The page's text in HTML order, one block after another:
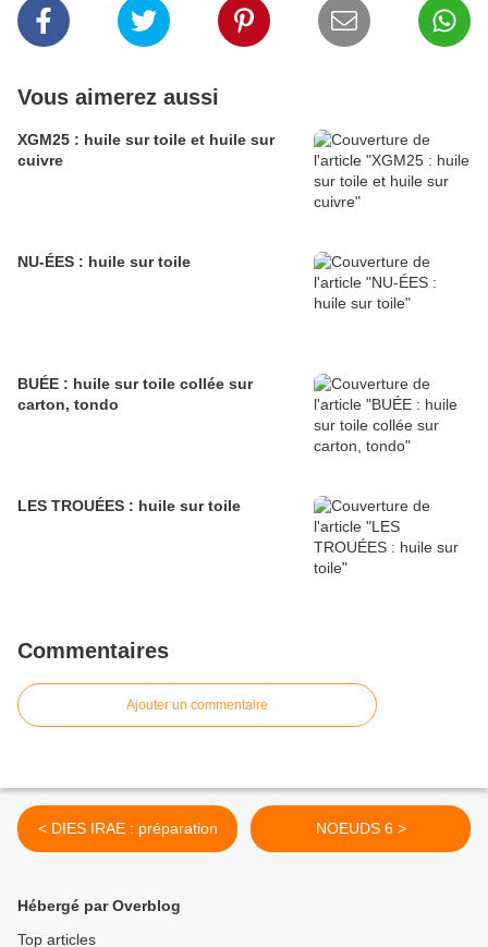
Vous aimerez aussi
XGM25 : huile sur toile et huile sur
cuivre
NU-ÉES : huile sur toile
BUÉE : huile sur toile collée sur
carton, tondo
LES TROUÉES : huile sur toile
Commentaires
Ajouter un commentaire
< DIES IRAE : préparation NOEUDS 6 >
Hébergé par Overblog
Top articles